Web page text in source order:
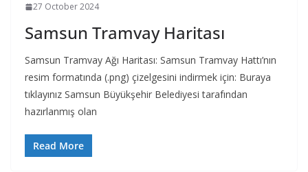
27 October 2024
Samsun Tramvay Haritası
Samsun Tramvay Ağı Haritası: Samsun Tramvay Hattı’nın
resim formatında (.png) çizelgesini indirmek için: Buraya
tıklayınız Samsun Büyükşehir Belediyesi tarafından
hazırlanmış olan
Read More